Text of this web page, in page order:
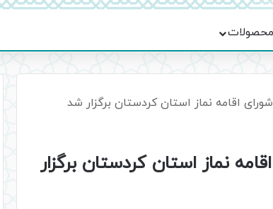
محصولات
اقامه نماز استان کردستان برگزار شد
نماز استان کردستان برگزار